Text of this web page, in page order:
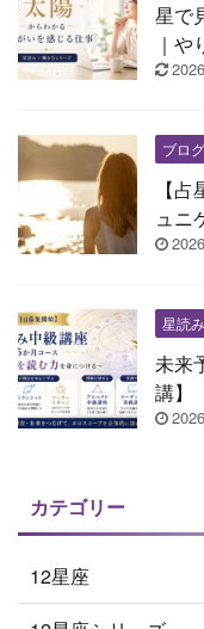
星で
｜
ブログ
【
ュニ
星読
未来
講】
カテゴリー
12星座